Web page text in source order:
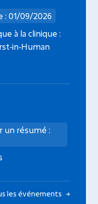
: 01/09/2026
à la clinique :
un résumé :
les événements